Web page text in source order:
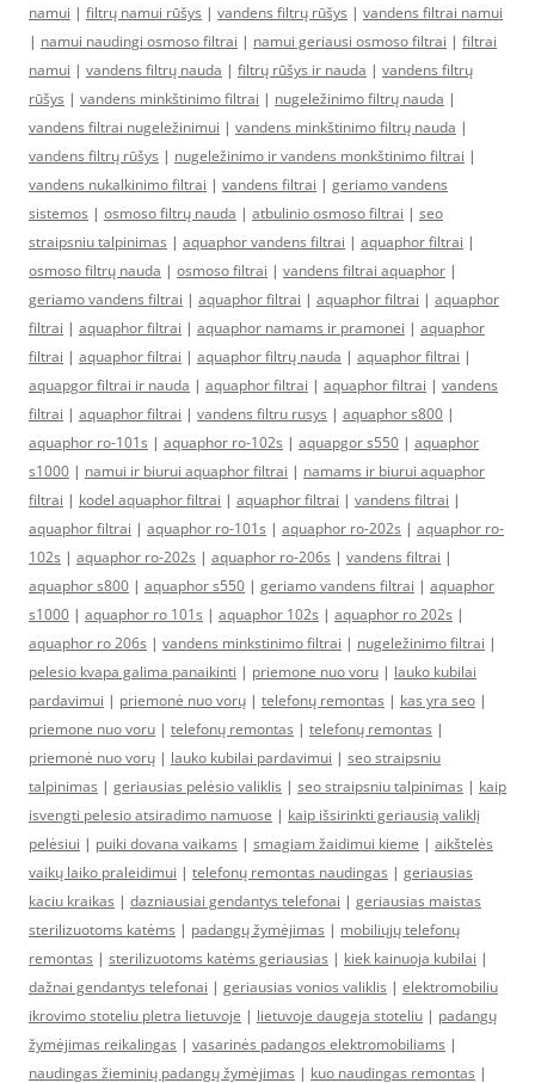
namui | filtrų namui rūšys | vandens filtrų rūšys | vandens filtrai namui
| namui naudingi osmoso filtrai | namui geriausi osmoso filtrai | filtrai
namui | vandens filtrų nauda | filtrų rūšys ir nauda | vandens filtrų
rūšys | vandens minkštinimo filtrai | nugeležinimo filtrų nauda |
vandens filtrai nugeležinimui | vandens minkštinimo filtrų nauda |
vandens filtrų rūšys | nugeležinimo ir vandens monkštinimo filtrai |
vandens nukalkinimo filtrai | vandens filtrai | geriamo vandens
sistemos | osmoso filtrų nauda | atbulinio osmoso filtrai | seo
straipsniu talpinimas | aquaphor vandens filtrai | aquaphor filtrai |
osmoso filtrų nauda | osmoso filtrai | vandens filtrai aquaphor |
geriamo vandens filtrai | aquaphor filtrai | aquaphor filtrai | aquaphor
filtrai | aquaphor filtrai | aquaphor namams ir pramonei | aquaphor
filtrai | aquaphor filtrai | aquaphor filtrų nauda | aquaphor filtrai |
aquapgor filtrai ir nauda | aquaphor filtrai | aquaphor filtrai | vandens
filtrai | aquaphor filtrai | vandens filtru rusys | aquaphor s800 |
aquaphor ro-101s | aquaphor ro-102s | aquapgor s550 | aquaphor
s1000 | namui ir biurui aquaphor filtrai | namams ir biurui aquaphor
filtrai | kodel aquaphor filtrai | aquaphor filtrai | vandens filtrai |
aquaphor filtrai | aquaphor ro-101s | aquaphor ro-202s | aquaphor ro-
102s | aquaphor ro-202s | aquaphor ro-206s | vandens filtrai |
aquaphor s800 | aquaphor s550 | geriamo vandens filtrai | aquaphor
s1000 | aquaphor ro 101s | aquaphor 102s | aquaphor ro 202s |
aquaphor ro 206s | vandens minkstinimo filtrai | nugeležinimo filtrai |
pelesio kvapa galima panaikinti | priemone nuo voru | lauko kubilai
pardavimui | priemonė nuo vorų | telefonų remontas | kas yra seo |
priemone nuo voru | telefonų remontas | telefonų remontas |
priemonė nuo vorų | lauko kubilai pardavimui | seo straipsniu
talpinimas | geriausias pelėsio valiklis | seo straipsniu talpinimas | kaip
isvengti pelesio atsiradimo namuose | kaip išsirinkti geriausią valiklį
pelėsiui | puiki dovana vaikams | smagiam žaidimui kieme | aikštelės
vaikų laiko praleidimui | telefonų remontas naudingas | geriausias
kaciu kraikas | dazniausiai gendantys telefonai | geriausias maistas
sterilizuotoms katėms | padangų žymėjimas | mobiliųjų telefonų
remontas | sterilizuotoms katėms geriausias | kiek kainuoja kubilai |
dažnai gendantys telefonai | geriausias vonios valiklis | elektromobiliu
ikrovimo stoteliu pletra lietuvoje | lietuvoje daugeja stoteliu | padangų
žymėjimas reikalingas | vasarinės padangos elektromobiliams |
naudingas žieminių padangų žymėjimas | kuo naudingas remontas |